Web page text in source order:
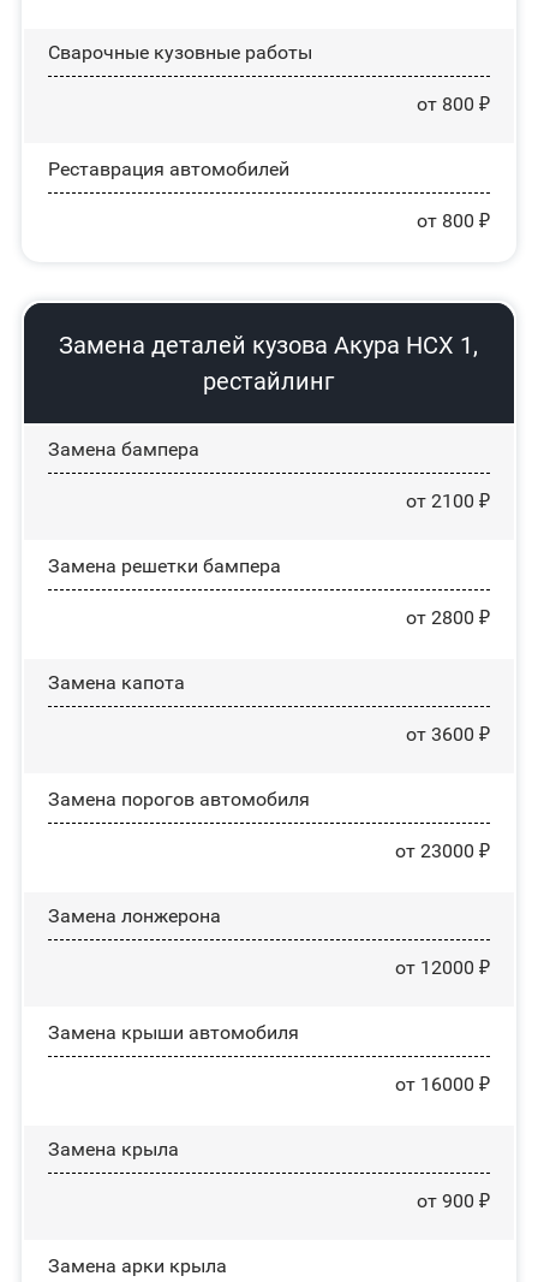
Сварочные кузовные работы
от 800 ₽
Реставрация автомобилей
от 800 ₽
Замена деталей кузова Акура НСХ 1,
рестайлинг
Замена бампера
от 2100 ₽
Замена решетки бампера
от 2800 ₽
Замена капота
от 3600 ₽
Замена порогов автомобиля
от 23000 ₽
Замена лонжерона
от 12000 ₽
Замена крыши автомобиля
от 16000 ₽
Замена крыла
от 900 ₽
Замена арки крыла